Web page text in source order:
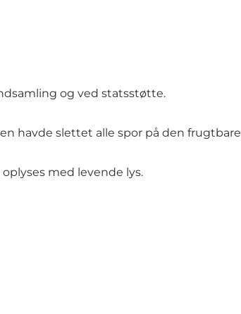
og ved statsstøtte.
havde slettet alle spor på den
med levende lys.